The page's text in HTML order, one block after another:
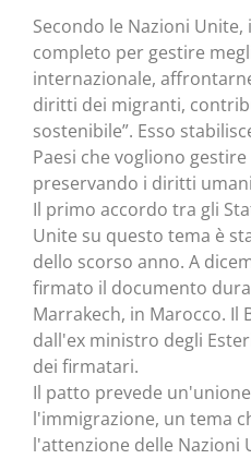
Secondo le Nazioni
completo per gestire
internazionale,
diritti dei migranti,
sostenibile”. Esso
Paesi che vogliono
preservando i diritti
Il primo accordo tra gli
Unite su questo tema è
dello scorso anno. A
firmato il documento
Marrakech, in Marocco. Il
dall'ex ministro degli
dei firmatari.
Il patto prevede
l'immigrazione, un tema
l'attenzione delle Nazioni